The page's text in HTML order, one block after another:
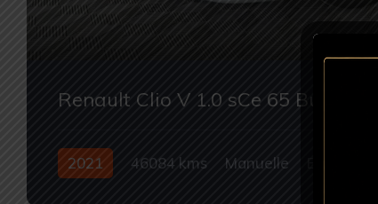
Renault Clio V 1.0 sCe 65 Business
2021 46084 kms Manuelle